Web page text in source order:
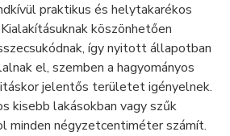
praktikus és helytakarékos
köszönhetően
így nyitott állapotban
el, szemben a hagyományos
jelentős területet igényelnek.
kisebb lakásokban vagy szűk
minden négyzetcentiméter számít.